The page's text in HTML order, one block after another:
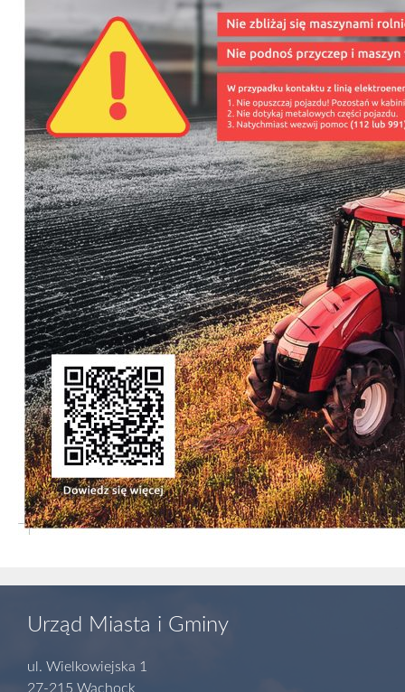
Urząd Miasta i Gminy
ul. Wielkowiejska 1
27-215 Wąchock